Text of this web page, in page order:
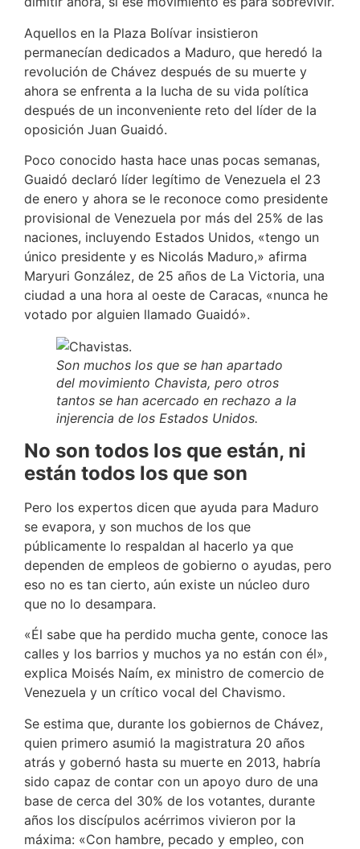
Aquellos en la Plaza Bolívar insistieron
permanecían dedicados a Maduro, que heredó la
revolución de Chávez después de su muerte y
ahora se enfrenta a la lucha de su vida política
después de un inconveniente reto del líder de la
oposición Juan Guaidó.
Poco conocido hasta hace unas pocas semanas,
Guaidó declaró líder legítimo de Venezuela el 23
de enero y ahora se le reconoce como presidente
provisional de Venezuela por más del 25% de las
naciones, incluyendo Estados Unidos, «tengo un
único presidente y es Nicolás Maduro,» afirma
Maryuri González, de 25 años de La Victoria, una
ciudad a una hora al oeste de Caracas, «nunca he
votado por alguien llamado Guaidó».
Son muchos los que se han apartado
del movimiento Chavista, pero otros
tantos se han acercado en rechazo a la
injerencia de los Estados Unidos.
No son todos los que están, ni
están todos los que son
Pero los expertos dicen que ayuda para Maduro
se evapora, y son muchos de los que
públicamente lo respaldan al hacerlo ya que
dependen de empleos de gobierno o ayudas, pero
eso no es tan cierto, aún existe un núcleo duro
que no lo desampara.
«Él sabe que ha perdido mucha gente, conoce las
calles y los barrios y muchos ya no están con él»,
explica Moisés Naím, ex ministro de comercio de
Venezuela y un crítico vocal del Chavismo.
Se estima que, durante los gobiernos de Chávez,
quien primero asumió la magistratura 20 años
atrás y gobernó hasta su muerte en 2013, habría
sido capaz de contar con un apoyo duro de una
base de cerca del 30% de los votantes, durante
años los discípulos acérrimos vivieron por la
máxima: «Con hambre, pecado y empleo, con